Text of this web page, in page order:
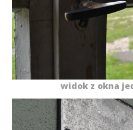
widok z okna